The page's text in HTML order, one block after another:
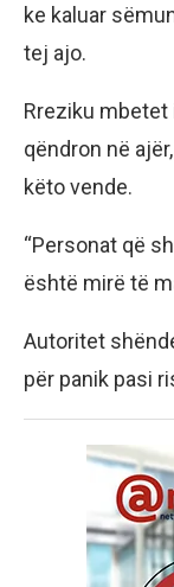
ke kaluar
tej ajo.
Rreziku mbetet
qëndron në
këto vende.
“Personat që
është mirë të
Autoritet
për panik pasi